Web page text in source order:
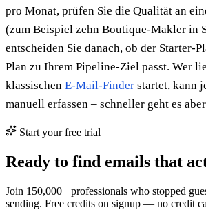
pro Monat, prüfen Sie die Qualität an
(zum Beispiel zehn Boutique-Makler in
entscheiden Sie danach, ob der Starter-
Plan zu Ihrem Pipeline-Ziel passt. Wer
klassischen E-Mail-Finder startet, kann
manuell erfassen – schneller geht es
Start your free trial
Ready to find emails that
Join 150,000+ professionals who stopped
sending. Free credits on signup — no credit